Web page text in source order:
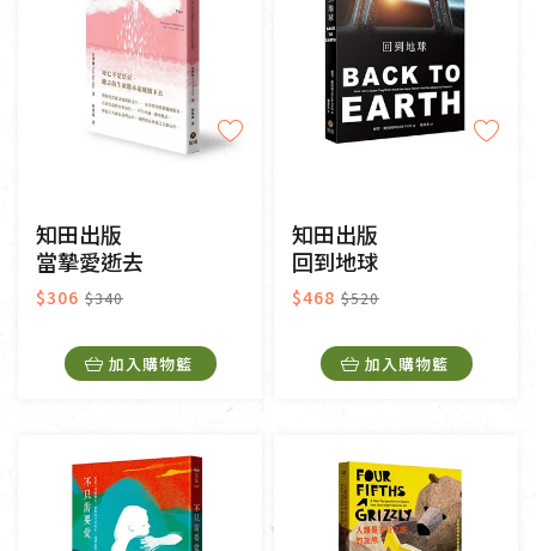
知田出版
當摯愛逝去
$306 $340
加入購物籃
知田出版
回到地球
$468 $520
加入購物籃